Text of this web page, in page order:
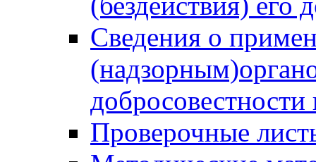
Сведения о
Проверочные